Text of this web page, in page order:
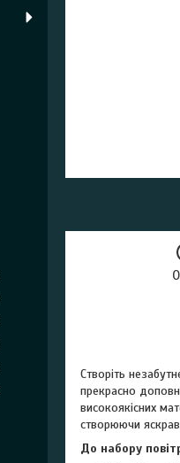
Створіть
прекрасно
високоякісних
створюючи
До набору